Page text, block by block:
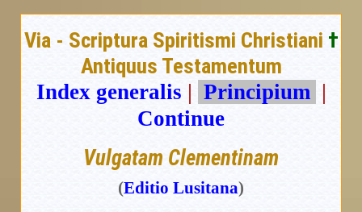
Via - Scriptura Spiritismi Christiani †
Antiquus Testamentum
Index generalis | Principium |
Continue
Vulgatam Clementinam
(Editio Lusitana)